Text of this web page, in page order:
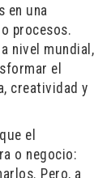
en una
procesos.
nivel mundial,
el
creatividad y
el
o negocio:
Pero, a